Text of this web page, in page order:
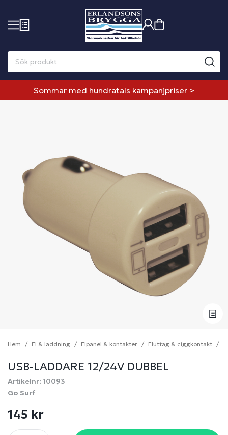
Sommar med hundratals kampanjpriser >
Hem El & laddning Elpanel & kontakter Eluttag & ciggkontakt
USB-LADDARE 12/24V DUBBEL
Artikelnr: 10093
Go Surf
145 kr